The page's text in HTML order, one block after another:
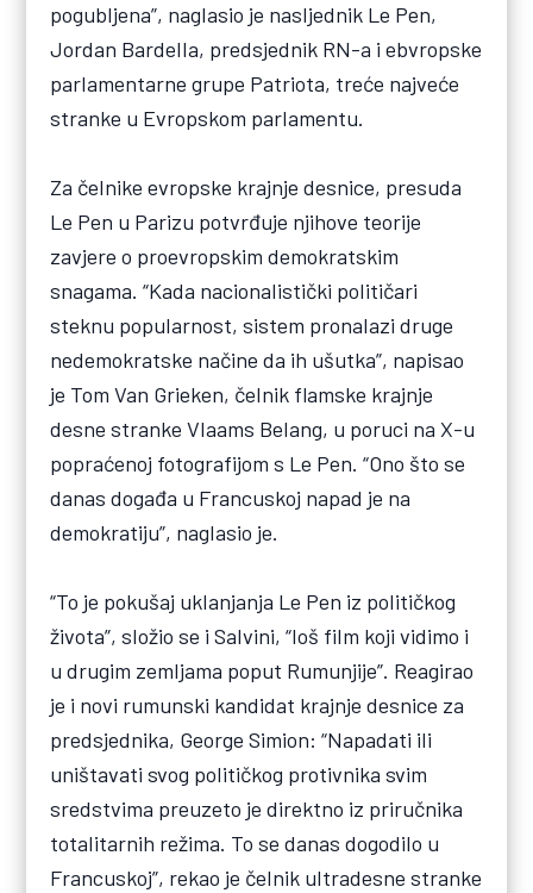
pogubljena”, naglasio je nasljednik Le Pen,
Jordan Bardella, predsjednik RN-a i ebvropske
parlamentarne grupe Patriota, treće najveće
stranke u Evropskom parlamentu.
Za čelnike evropske krajnje desnice, presuda
Le Pen u Parizu potvrđuje njihove teorije
zavjere o proevropskim demokratskim
snagama. “Kada nacionalistički političari
steknu popularnost, sistem pronalazi druge
nedemokratske načine da ih ušutka”, napisao
je Tom Van Grieken, čelnik flamske krajnje
desne stranke Vlaams Belang, u poruci na X-u
popraćenoj fotografijom s Le Pen. “Ono što se
danas događa u Francuskoj napad je na
demokratiju”, naglasio je.
“To je pokušaj uklanjanja Le Pen iz političkog
života”, složio se i Salvini, “loš film koji vidimo i
u drugim zemljama poput Rumunjije”. Reagirao
je i novi rumunski kandidat krajnje desnice za
predsjednika, George Simion: “Napadati ili
uništavati svog političkog protivnika svim
sredstvima preuzeto je direktno iz priručnika
totalitarnih režima. To se danas dogodilo u
Francuskoj”, rekao je čelnik ultradesne stranke